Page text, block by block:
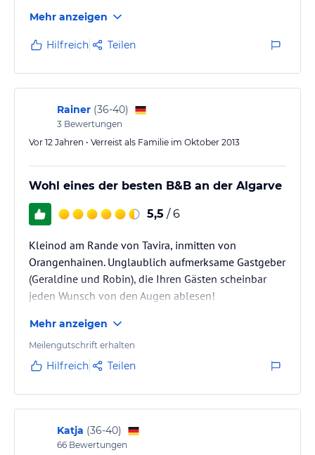
Mehr anzeigen
Hilfreich Teilen
Rainer (36-40)
3 Bewertungen
Vor 12 Jahren • Verreist als Familie im Oktober 2013
Wohl eines der besten B&B an der Algarve
5,5 / 6
Kleinod am Rande von Tavira, inmitten von
Orangenhainen. Unglaublich aufmerksame Gastgeber
(Geraldine und Robin), die Ihren Gästen scheinbar
jeden Wunsch von den Augen ablesen!
und Tischservice), welches bei entsprechendem
Wetter im Freien stattfindet. Ca.10 Doppelzimmer
stehen zur Verfügung. Unseres war ausreichend groß
separatem, gut funktionierendem Bad. Fliegengitter
vorhanden, ebenso ausreichende Möglichkeit zum…
Mehr anzeigen
Meilengutschrift erhalten
Hilfreich Teilen
Katja (36-40)
66 Bewertungen